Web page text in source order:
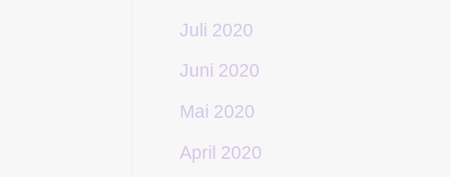
Juli 2020
Juni 2020
Mai 2020
April 2020